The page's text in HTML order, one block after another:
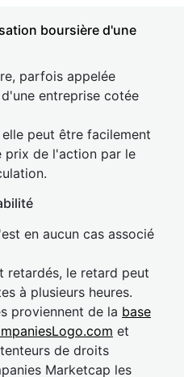
boursière d'une
parfois appelée
entreprise cotée
peut être facilement
prix de l'action par le
en aucun cas associé
retardés, le retard peut
à plusieurs heures.
proviennent de la base
et
de droits
Marketcap les